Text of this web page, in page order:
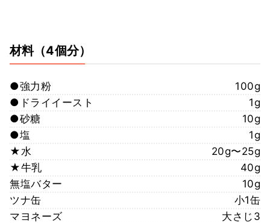
材料（4個分）
●強力粉
100g
●ドライイースト
1g
●砂糖
10g
●塩
1g
★水
20g〜25g
★牛乳
40g
無塩バター
10g
ツナ缶
小1缶
マヨネーズ
大さじ3